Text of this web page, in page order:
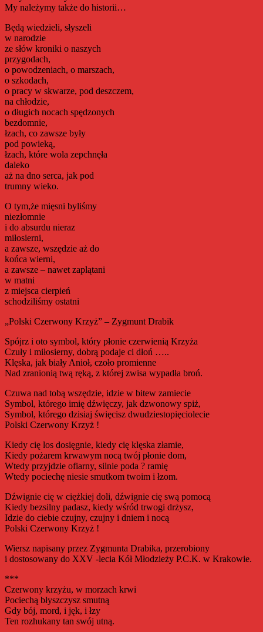
My należymy także do historii…
Będą wiedzieli, słyszeli
w narodzie
ze słów kroniki o naszych
przygodach,
o powodzeniach, o marszach,
o szkodach,
o pracy w skwarze, pod deszczem,
na chłodzie,
o długich nocach spędzonych
bezdomnie,
łzach, co zawsze były
pod powieką,
łzach, które wola zepchnęła
daleko
aż na dno serca, jak pod
trumny wieko.
O tym,że mięsni byliśmy
niezłomnie
i do absurdu nieraz
miłosierni,
a zawsze, wszędzie aż do
końca wierni,
a zawsze – nawet zaplątani
w matni
z miejsca cierpień
schodziliśmy ostatni
„Polski Czerwony Krzyż” – Zygmunt Drabik
Spójrz i oto symbol, który płonie czerwienią Krzyża
Czuły i miłosierny, dobrą podaje ci dłoń …..
Klęska, jak biały Anioł, czoło promienne
Nad zranionią twą ręką, z której zwisa wypadła broń.
Czuwa nad tobą wszędzie, idzie w bitew zamiecie
Symbol, którego imię dźwięczy, jak dzwonowy spiż,
Symbol, którego dzisiaj święcisz dwudziestopięciolecie
Polski Czerwony Krzyż !
Kiedy cię los dosięgnie, kiedy cię klęska złamie,
Kiedy pożarem krwawym nocą twój płonie dom,
Wtedy przyjdzie ofiarny, silnie poda ? ramię
Wtedy pociechę niesie smutkom twoim i łzom.
Dźwignie cię w ciężkiej doli, dźwignie cię swą pomocą
Kiedy bezsilny padasz, kiedy wśród trwogi drżysz,
Idzie do ciebie czujny, czujny i dniem i nocą
Polski Czerwony Krzyż !
Wiersz napisany przez Zygmunta Drabika, przerobiony
i dostosowany do XXV -lecia Kół Młodzieży P.C.K. w Krakowie.
***
Czerwony krzyżu, w morzach krwi
Pociechą błyszczysz smutną
Gdy bój, mord, i jęk, i łzy
Ten rozhukany tan swój utną.